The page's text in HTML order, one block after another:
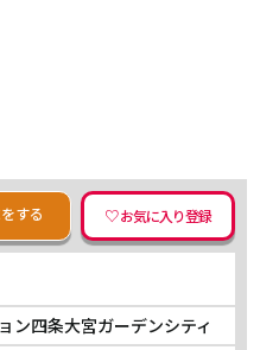
する
ン四条大宮ガーデンシティ